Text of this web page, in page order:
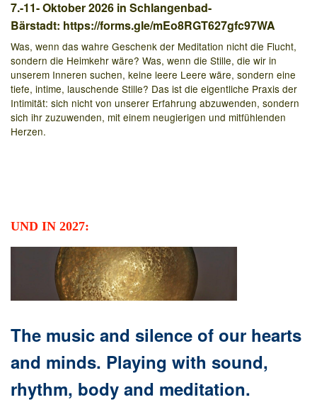
7.-11- Oktober 2026 in Schlangenbad-
Bärstadt: https://forms.gle/mEo8RGT627gfc97WA
Was, wenn das wahre Geschenk der Meditation nicht die Flucht,
sondern die Heimkehr wäre? Was, wenn die Stille, die wir in
unserem Inneren suchen, keine leere Leere wäre, sondern eine
tiefe, intime, lauschende Stille? Das ist die eigentliche Praxis der
Intimität: sich nicht von unserer Erfahrung abzuwenden, sondern
sich ihr zuzuwenden, mit einem neugierigen und mitfühlenden
Herzen.
UND IN 2027:
The music and silence of our hearts
and minds. Playing with sound,
rhythm, body and meditation.